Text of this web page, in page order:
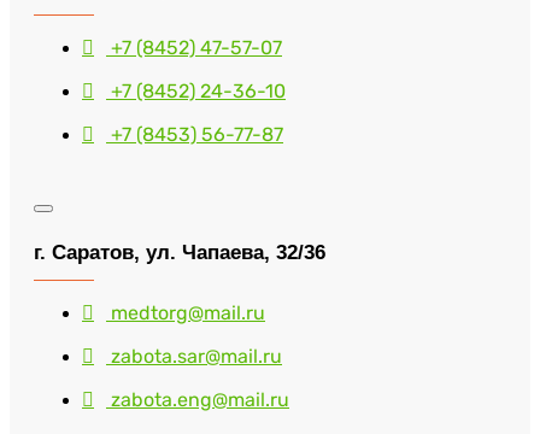
+7 (8452) 47-57-07
+7 (8452) 24-36-10
+7 (8453) 56-77-87
г. Саратов, ул. Чапаева, 32/36
medtorg@mail.ru
zabota.sar@mail.ru
zabota.eng@mail.ru